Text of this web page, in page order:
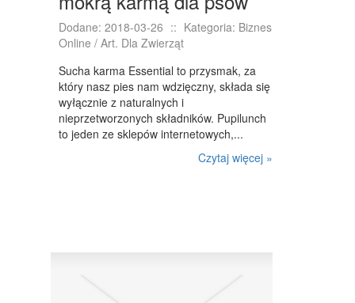
KURSY I SZKOLENIA
TŁUMACZENIA
BIZNES ONLINE
BIŻUTERIA
DLA DZIECI
Dodane: 2018-03-26 :: Kategoria: Biznes
Online / Art. Dla Zwierząt
Sucha karma Essential to przysmak, za
który nasz pies nam wdzięczny, składa się
wyłącznie z naturalnych i
nieprzetworzonych składników. Pupilunch
to jeden ze sklepów internetowych,...
Czytaj więcej »